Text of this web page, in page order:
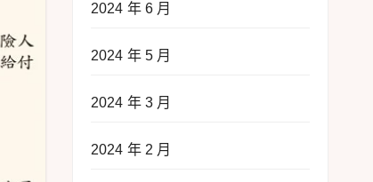
2024 年 6 月
2024 年 5 月
2024 年 3 月
2024 年 2 月